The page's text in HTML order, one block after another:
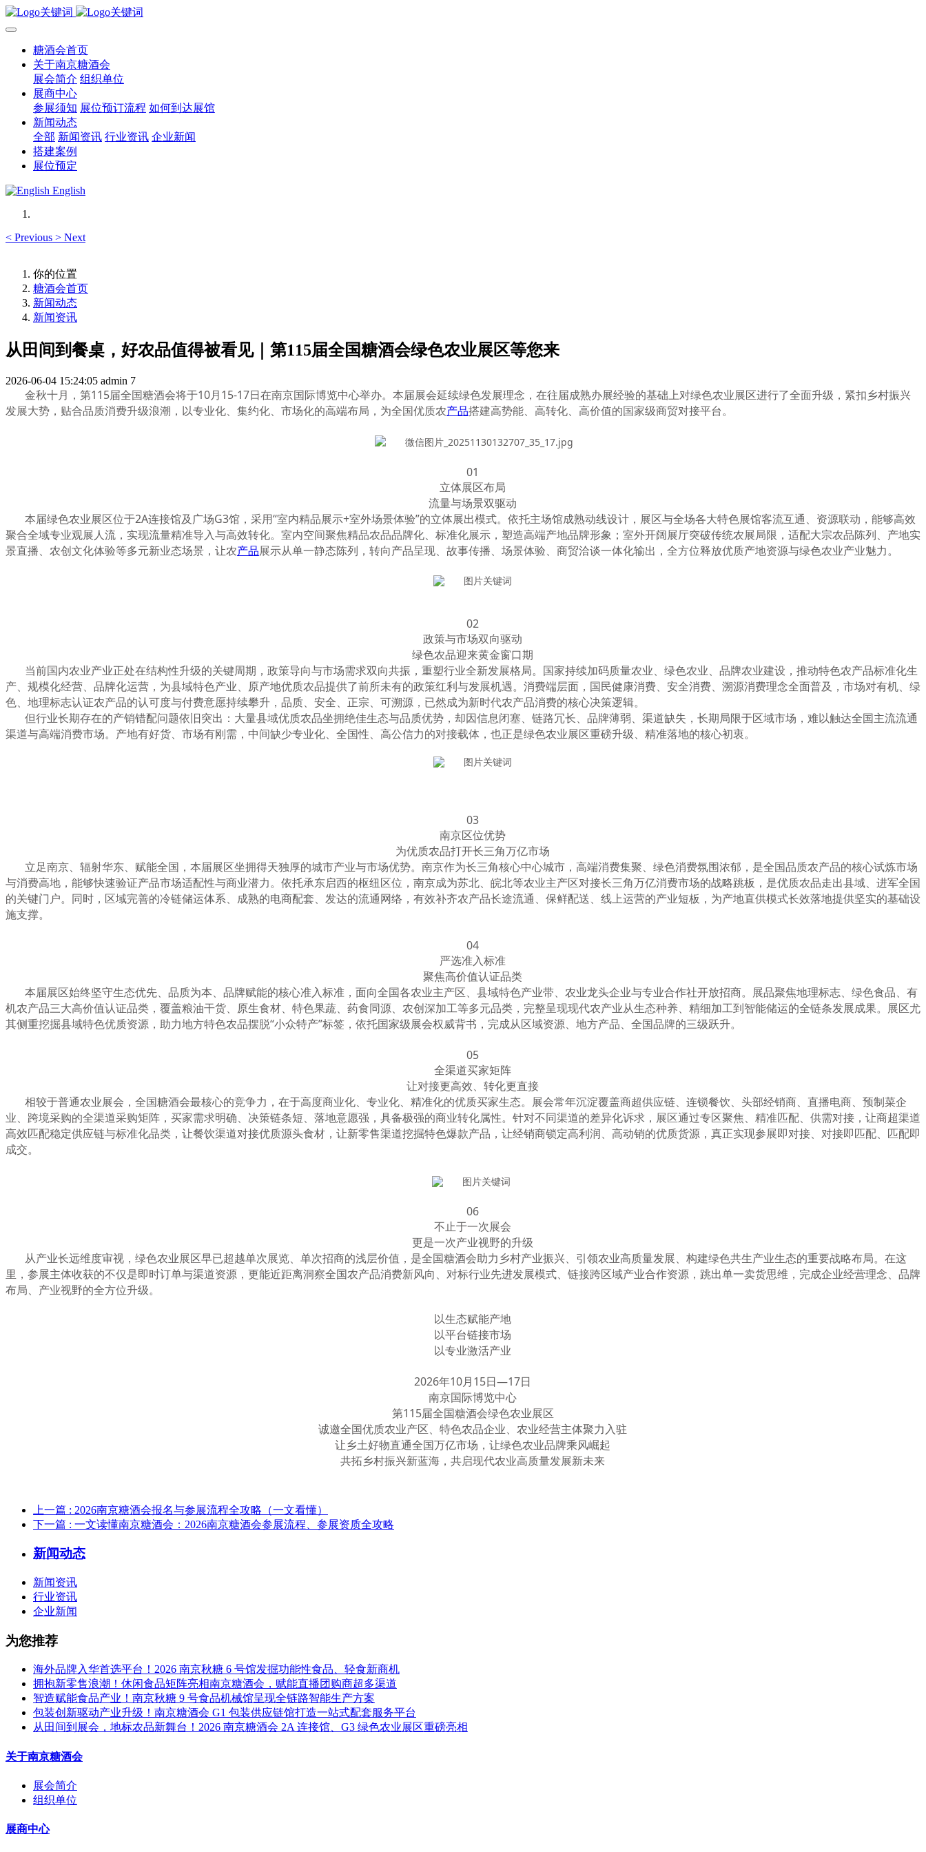
糖酒会首页
关于南京糖酒会
展会简介 组织单位
展商中心
参展须知 展位预订流程 如何到达展馆
新闻动态
全部 新闻资讯 行业资讯 企业新闻
搭建案例
展位预定
English
< Previous > Next
你的位置
糖酒会首页
新闻动态
新闻资讯
从田间到餐桌，好农品值得被看见｜第115届全国糖酒会绿色农业展区等您来
2026-06-04 15:24:05 admin 7
金秋十月，第115届全国糖酒会将于10月15-17日在南京国际博览中心举办。本届展会延续绿色发展理念，在往届成熟办展经验的基础上对绿色农业展区进行了全面升级，紧扣乡村振兴
发展大势，贴合品质消费升级浪潮，以专业化、集约化、市场化的高端布局，为全国优质农产品搭建高势能、高转化、高价值的国家级商贸对接平台。
01
立体展区布局
流量与场景双驱动
本届绿色农业展区位于2A连接馆及广场G3馆，采用“室内精品展示+室外场景体验”的立体展出模式。依托主场馆成熟动线设计，展区与全场各大特色展馆客流互通、资源联动，能够高效
聚合全域专业观展人流，实现流量精准导入与高效转化。室内空间聚焦精品农品品牌化、标准化展示，塑造高端产地品牌形象；室外开阔展厅突破传统农展局限，适配大宗农品陈列、产地实
景直播、农创文化体验等多元新业态场景，让农产品展示从单一静态陈列，转向产品呈现、故事传播、场景体验、商贸洽谈一体化输出，全方位释放优质产地资源与绿色农业产业魅力。
02
政策与市场双向驱动
绿色农品迎来黄金窗口期
当前国内农业产业正处在结构性升级的关键周期，政策导向与市场需求双向共振，重塑行业全新发展格局。国家持续加码质量农业、绿色农业、品牌农业建设，推动特色农产品标准化生
产、规模化经营、品牌化运营，为县域特色产业、原产地优质农品提供了前所未有的政策红利与发展机遇。消费端层面，国民健康消费、安全消费、溯源消费理念全面普及，市场对有机、绿
色、地理标志认证农产品的认可度与付费意愿持续攀升，品质、安全、正宗、可溯源，已然成为新时代农产品消费的核心决策逻辑。
但行业长期存在的产销错配问题依旧突出：大量县域优质农品坐拥绝佳生态与品质优势，却因信息闭塞、链路冗长、品牌薄弱、渠道缺失，长期局限于区域市场，难以触达全国主流流通
渠道与高端消费市场。产地有好货、市场有刚需，中间缺少专业化、全国性、高公信力的对接载体，也正是绿色农业展区重磅升级、精准落地的核心初衷。
03
南京区位优势
为优质农品打开长三角万亿市场
立足南京、辐射华东、赋能全国，本届展区坐拥得天独厚的城市产业与市场优势。南京作为长三角核心中心城市，高端消费集聚、绿色消费氛围浓郁，是全国品质农产品的核心试炼市场
与消费高地，能够快速验证产品市场适配性与商业潜力。依托承东启西的枢纽区位，南京成为苏北、皖北等农业主产区对接长三角万亿消费市场的战略跳板，是优质农品走出县域、进军全国
的关键门户。同时，区域完善的冷链储运体系、成熟的电商配套、发达的流通网络，有效补齐农产品长途流通、保鲜配送、线上运营的产业短板，为产地直供模式长效落地提供坚实的基础设
施支撑。
04
严选准入标准
聚焦高价值认证品类
本届展区始终坚守生态优先、品质为本、品牌赋能的核心准入标准，面向全国各农业主产区、县域特色产业带、农业龙头企业与专业合作社开放招商。展品聚焦地理标志、绿色食品、有
机农产品三大高价值认证品类，覆盖粮油干货、原生食材、特色果蔬、药食同源、农创深加工等多元品类，完整呈现现代农产业从生态种养、精细加工到智能储运的全链条发展成果。展区尤
其侧重挖掘县域特色优质资源，助力地方特色农品摆脱“小众特产”标签，依托国家级展会权威背书，完成从区域资源、地方产品、全国品牌的三级跃升。
05
全渠道买家矩阵
让对接更高效、转化更直接
相较于普通农业展会，全国糖酒会最核心的竞争力，在于高度商业化、专业化、精准化的优质买家生态。展会常年沉淀覆盖商超供应链、连锁餐饮、头部经销商、直播电商、预制菜企
业、跨境采购的全渠道采购矩阵，买家需求明确、决策链条短、落地意愿强，具备极强的商业转化属性。针对不同渠道的差异化诉求，展区通过专区聚焦、精准匹配、供需对接，让商超渠道
高效匹配稳定供应链与标准化品类，让餐饮渠道对接优质源头食材，让新零售渠道挖掘特色爆款产品，让经销商锁定高利润、高动销的优质货源，真正实现参展即对接、对接即匹配、匹配即
成交。
06
不止于一次展会
更是一次产业视野的升级
从产业长远维度审视，绿色农业展区早已超越单次展览、单次招商的浅层价值，是全国糖酒会助力乡村产业振兴、引领农业高质量发展、构建绿色共生产业生态的重要战略布局。在这
里，参展主体收获的不仅是即时订单与渠道资源，更能近距离洞察全国农产品消费新风向、对标行业先进发展模式、链接跨区域产业合作资源，跳出单一卖货思维，完成企业经营理念、品牌
布局、产业视野的全方位升级。
以生态赋能产地
以平台链接市场
以专业激活产业
2026年10月15日—17日
南京国际博览中心
第115届全国糖酒会绿色农业展区
诚邀全国优质农业产区、特色农品企业、农业经营主体聚力入驻
让乡土好物直通全国万亿市场，让绿色农业品牌乘风崛起
共拓乡村振兴新蓝海，共启现代农业高质量发展新未来
上一篇 : 2026南京糖酒会报名与参展流程全攻略（一文看懂）
下一篇 : 一文读懂南京糖酒会：2026南京糖酒会参展流程、参展资质全攻略
新闻动态
新闻资讯
行业资讯
企业新闻
为您推荐
海外品牌入华首选平台！2026 南京秋糖 6 号馆发掘功能性食品、轻食新商机
拥抱新零售浪潮！休闲食品矩阵亮相南京糖酒会，赋能直播团购商超多渠道
智造赋能食品产业！南京秋糖 9 号食品机械馆呈现全链路智能生产方案
包装创新驱动产业升级！南京糖酒会 G1 包装供应链馆打造一站式配套服务平台
从田间到展会，地标农品新舞台！2026 南京糖酒会 2A 连接馆、G3 绿色农业展区重磅亮相
关于南京糖酒会
展会简介
组织单位
展商中心